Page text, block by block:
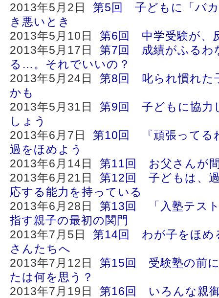
2013年5月2日 第5回 子どもに「バ
き悪いとき
2013年5月10日 第6回 中学受験が、
2013年5月17日 第7回 成績がふるわ
る…。それでいいの？
2013年5月24日 第8回 叱られ慣れた
かも
2013年5月31日 第9回 子どもに協力
しょう
2013年6月7日 第10回 『頑張ってる
過をほめよう
2013年6月14日 第11回 お父さんが
2013年6月21日 第12回 子どもは、
応する能力を持っている
2013年6月28日 第13回 「入塾テス
指す親子の最初の関門
2013年7月5日 第14回 わが子をほめ
さんたちへ
2013年7月12日 第15回 受験塾の前
たは何を思う？
2013年7月19日 第16回 いろんな親